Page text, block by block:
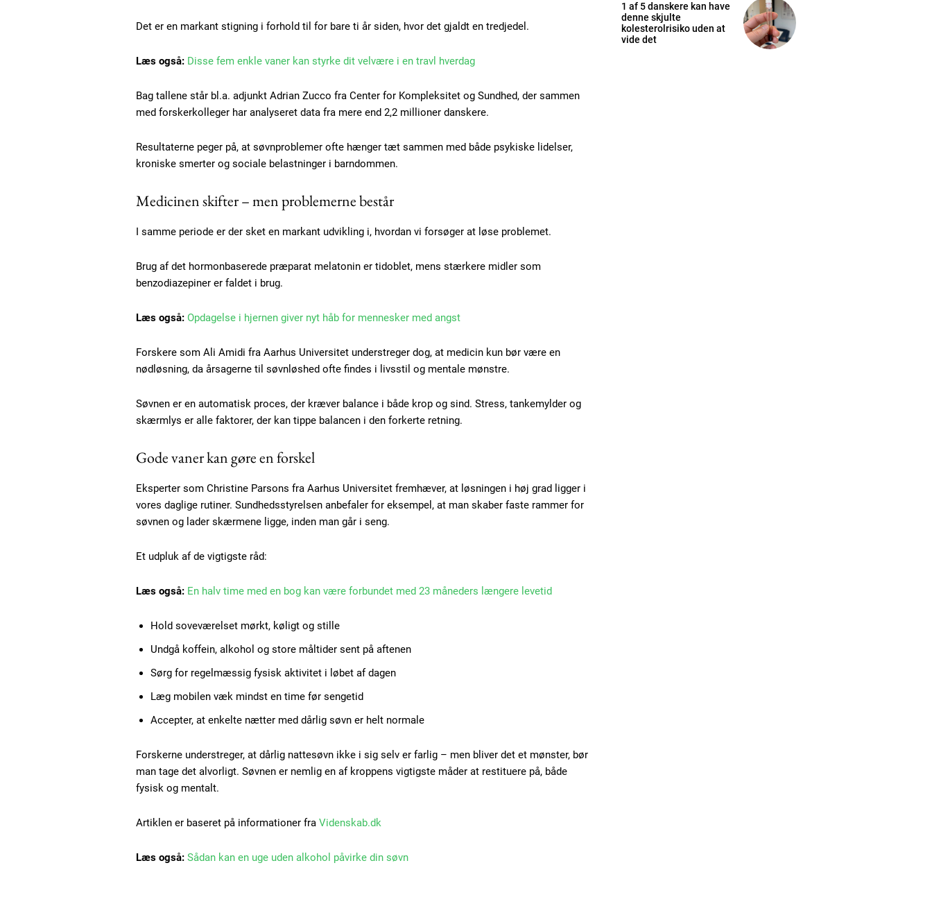
Subscription Plans
Gratis
Etiam est nibh, lobortis sit
Ut mollis pellentesque tortor
Nullam eu erat condimentum
Orci varius natoque dolor
Ut mollis pellentesque tortor
Det er en markant stigning i forhold til for bare ti år siden, hvor det gjaldt en tredjedel.
Læs også: Disse fem enkle vaner kan styrke dit velvære i en travl hverdag
Bag tallene står bl.a. adjunkt Adrian Zucco fra Center for Kompleksitet og Sundhed, der sammen
med forskerkolleger har analyseret data fra mere end 2,2 millioner danskere.
Resultaterne peger på, at søvnproblemer ofte hænger tæt sammen med både psykiske lidelser,
kroniske smerter og sociale belastninger i barndommen.
Medicinen skifter – men problemerne består
I samme periode er der sket en markant udvikling i, hvordan vi forsøger at løse problemet.
Brug af det hormonbaserede præparat melatonin er tidoblet, mens stærkere midler som
benzodiazepiner er faldet i brug.
Læs også: Opdagelse i hjernen giver nyt håb for mennesker med angst
Forskere som Ali Amidi fra Aarhus Universitet understreger dog, at medicin kun bør være en
nødløsning, da årsagerne til søvnløshed ofte findes i livsstil og mentale mønstre.
Søvnen er en automatisk proces, der kræver balance i både krop og sind. Stress, tankemylder og
skærmlys er alle faktorer, der kan tippe balancen i den forkerte retning.
Gode vaner kan gøre en forskel
Eksperter som Christine Parsons fra Aarhus Universitet fremhæver, at løsningen i høj grad ligger i
vores daglige rutiner. Sundhedsstyrelsen anbefaler for eksempel, at man skaber faste rammer for
søvnen og lader skærmene ligge, inden man går i seng.
Et udpluk af de vigtigste råd:
Læs også: En halv time med en bog kan være forbundet med 23 måneders længere levetid
Hold soveværelset mørkt, køligt og stille
Undgå koffein, alkohol og store måltider sent på aftenen
Sørg for regelmæssig fysisk aktivitet i løbet af dagen
Læg mobilen væk mindst en time før sengetid
Accepter, at enkelte nætter med dårlig søvn er helt normale
Forskerne understreger, at dårlig nattesøvn ikke i sig selv er farlig – men bliver det et mønster, bør
man tage det alvorligt. Søvnen er nemlig en af kroppens vigtigste måder at restituere på, både
fysisk og mentalt.
Artiklen er baseret på informationer fra Videnskab.dk
Læs også: Sådan kan en uge uden alkohol påvirke din søvn
1 af 5 danskere kan have
denne skjulte
kolesterolrisiko uden at
vide det